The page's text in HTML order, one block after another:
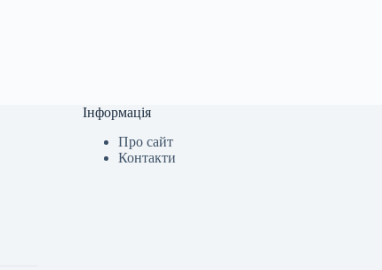
Інформація
Про сайт
Контакти